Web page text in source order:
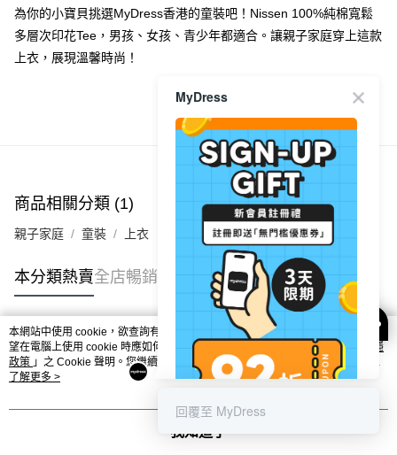
每筆HK$40.00，滿HK$350.00或以上免運費
付款後順豐站及營業點
每筆HK$40.00，滿HK$350.00或以上免運費
每筆HK$40.00，滿HK$350.00或以上免運費
每筆HK$40.00，滿HK$350.00或以上免運費
其他國家/地區配送 (運費只供參考，下單後客服會再聯絡酌
收實際運費)
為你的小寶貝挑選MyDress香港的童裝吧！Nissen 100%純棉寬鬆
多層次印花Tee，男孩、女孩、青少年都適合。讓親子家庭穿上這款
上衣，展現溫馨時尚！
商品推薦
商品相關分類 (1)
親子家庭 童裝 上衣
本分類熱賣全店暢銷排行
熱門標籤
熱銷排行 最新商品 人氣推薦
本網站中使用 cookie，欲查詢有關本網站使用 cookie 方式之詳情，及若您不希
望在電腦上使用 cookie 時應如何變更電腦的 cookie 設定，請參閱本網站「
私隱
政策 」之 Cookie 聲明。您繼續使用本網站即表示您同意本公司得按本網站使用
條款之 Cookie 聲明使用 cookie。
了解更多 >
我知道了
MyDress
回覆至 MyDress